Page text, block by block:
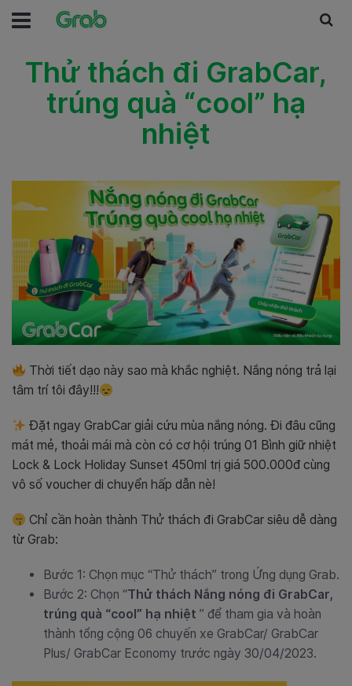
Thử thách đi GrabCar,
trúng quà “cool” hạ
nhiệt
Thời tiết dạo này sao mà khắc nghiệt. Nắng nóng trả lại
tâm trí tôi đây!!!
Đặt ngay GrabCar giải cứu mùa nắng nóng. Đi đâu cũng
mát mẻ, thoải mái mà còn có cơ hội trúng 01 Bình giữ nhiệt
Lock & Lock Holiday Sunset 450ml trị giá 500.000đ cùng
vô số voucher di chuyển hấp dẫn nè!
Chỉ cần hoàn thành Thử thách đi GrabCar siêu dễ dàng
từ Grab:
Bước 1: Chọn mục “Thử thách” trong Ứng dụng Grab.
Bước 2: Chọn “Thử thách Nắng nóng đi GrabCar,
trúng quà “cool” hạ nhiệt ” để tham gia và hoàn
thành tổng cộng 06 chuyến xe GrabCar/ GrabCar
Plus/ GrabCar Economy trước ngày 30/04/2023.